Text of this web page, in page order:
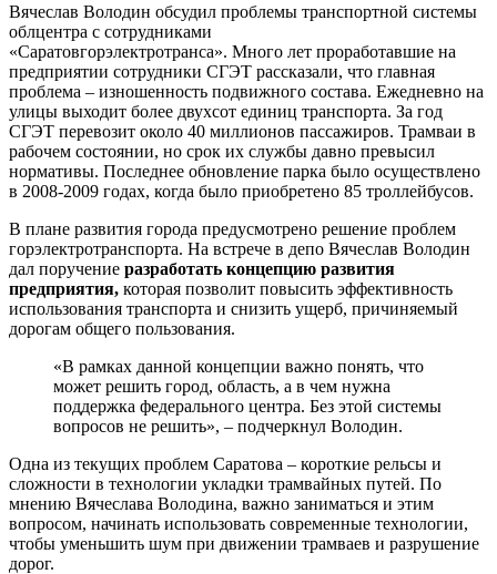
Вячеслав Володин обсудил проблемы транспортной системы
облцентра с сотрудниками
«Саратовгорэлектротранса». Много лет проработавшие на
предприятии сотрудники СГЭТ рассказали, что главная
проблема – изношенность подвижного состава. Ежедневно на
улицы выходит более двухсот единиц транспорта. За год
СГЭТ перевозит около 40 миллионов пассажиров. Трамваи в
рабочем состоянии, но срок их службы давно превысил
нормативы. Последнее обновление парка было осуществлено
в 2008-2009 годах, когда было приобретено 85 троллейбусов.
В плане развития города предусмотрено решение проблем
горэлектротранспорта. На встрече в депо Вячеслав Володин
дал поручение разработать концепцию развития
предприятия, которая позволит повысить эффективность
использования транспорта и снизить ущерб, причиняемый
дорогам общего пользования.
«В рамках данной концепции важно понять, что
может решить город, область, а в чем нужна
поддержка федерального центра. Без этой системы
вопросов не решить», – подчеркнул Володин.
Одна из текущих проблем Саратова – короткие рельсы и
сложности в технологии укладки трамвайных путей. По
мнению Вячеслава Володина, важно заниматься и этим
вопросом, начинать использовать современные технологии,
чтобы уменьшить шум при движении трамваев и разрушение
дорог.